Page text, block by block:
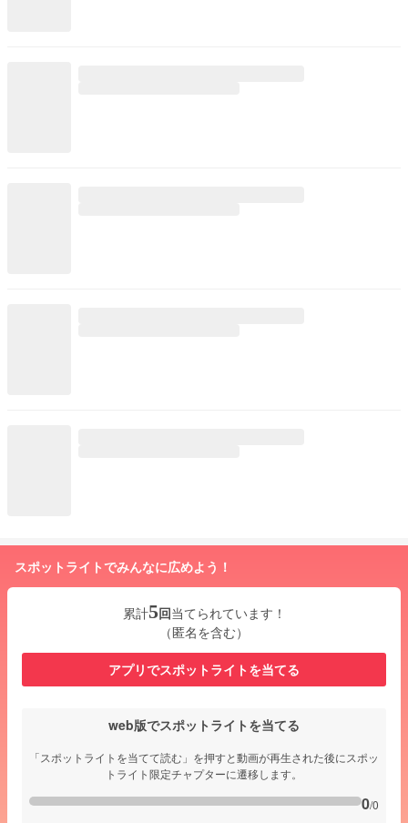
スポットライトでみんなに広めよう！
累計5回当てられています！
（匿名を含む）
アプリでスポットライトを当てる
web版でスポットライトを当てる
「スポットライトを当てて読む」を押すと動画が再生された後にスポッ
トライト限定チャプターに遷移します。
0/0